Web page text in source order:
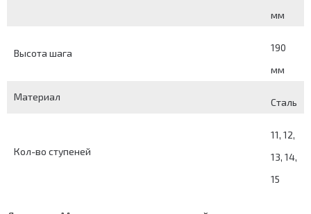
мм
Высота шага
190
мм
Материал Сталь
Кол-во ступеней
11, 12,
13, 14,
15